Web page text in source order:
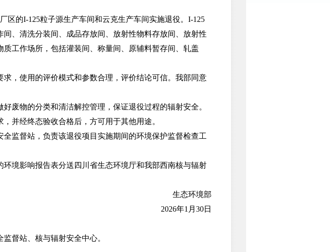
的I-125粒子源生产车间和云克生产车间实施退役。I-125
、清洗分装间、成品存放间、放射性物料存放间、放射性
工作场所，包括灌装间、称量间、原辅料暂存间、轧盖
使用的评价模式和参数合理，评价结论可信。我部同意
物的分类和清洁解控管理，保证退役过程的辐射安全。
经终态验收合格后，方可用于其他用途。
督站，负责该退役项目实施期间的环境保护监督检查工
境影响报告表分送四川省生态环境厅和我部西南核与辐射
生态环境部
2026年1月30日
督站、核与辐射安全中心。